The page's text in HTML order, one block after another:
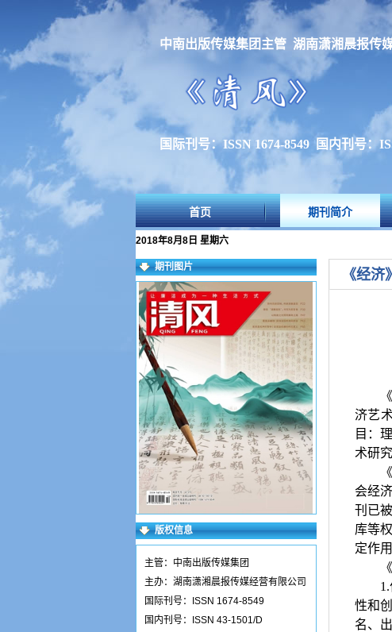
中南出版传媒集团主管 湖南潇湘晨报传
国际刊号：ISSN 1674-8549 国内刊号：
首页 期刊简介
2018年8月8日 星期六
期刊图片
版权信息
主管：中南出版传媒集团
主办：湖南潇湘晨报传媒经营有限公司
国际刊号：ISSN 1674-8549
国内刊号：ISSN 43-1501/D
《经济
济艺
目：
术研究
会经
刊已
库等
定作
性和
名、